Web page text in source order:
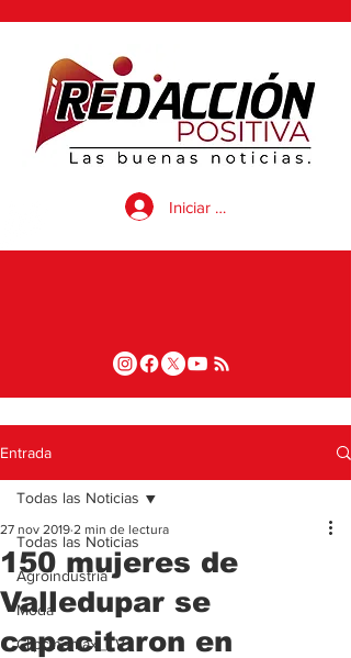
Iniciar sesión
Entrada
Todas las Noticias
Agroindustria
Moda
Clipcinemax_TV
Todas las Noticias
150 mujeres de
Valledupar se
capacitaron en
27 nov 2019 2 min de lectura